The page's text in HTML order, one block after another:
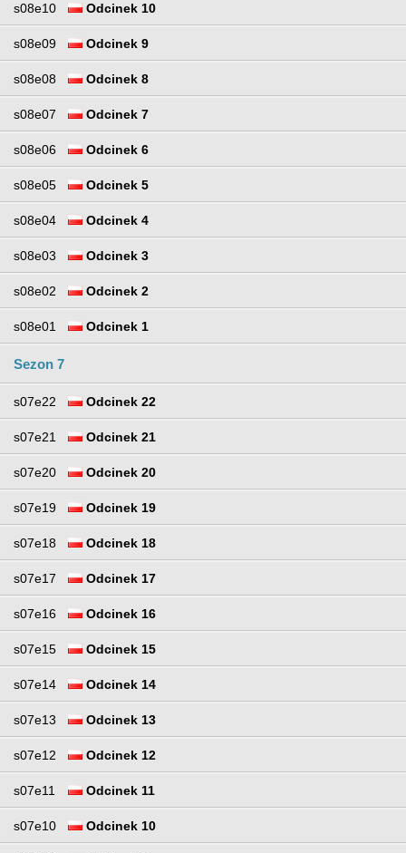
s08e10 Odcinek 10
s08e09 Odcinek 9
s08e08 Odcinek 8
s08e07 Odcinek 7
s08e06 Odcinek 6
s08e05 Odcinek 5
s08e04 Odcinek 4
s08e03 Odcinek 3
s08e02 Odcinek 2
s08e01 Odcinek 1
Sezon 7
s07e22 Odcinek 22
s07e21 Odcinek 21
s07e20 Odcinek 20
s07e19 Odcinek 19
s07e18 Odcinek 18
s07e17 Odcinek 17
s07e16 Odcinek 16
s07e15 Odcinek 15
s07e14 Odcinek 14
s07e13 Odcinek 13
s07e12 Odcinek 12
s07e11 Odcinek 11
s07e10 Odcinek 10